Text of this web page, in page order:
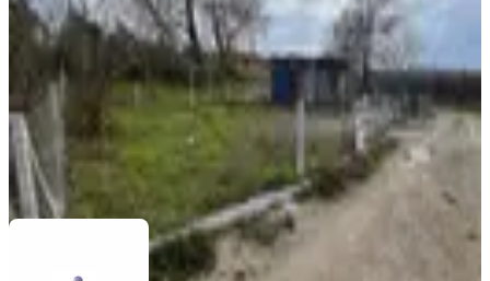
251 m²·2.948/m² · 29.03.2026
739.999 ₺
AZİM EMLAK İSMAİL ALPDÜNDAR
Ara